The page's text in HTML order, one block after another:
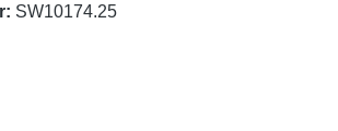
SW10174.25